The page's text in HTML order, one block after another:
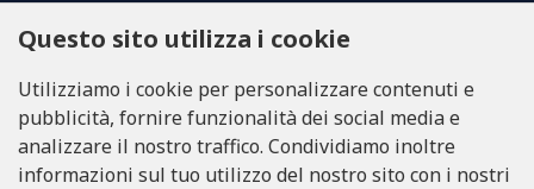
CHIAMACI
INFO@LUKONS.COM
Questo sito utilizza i cookie
Utilizziamo i cookie per personalizzare contenuti e
pubblicità, fornire funzionalità dei social media e
analizzare il nostro traffico. Condividiamo inoltre
informazioni sul tuo utilizzo del nostro sito con i nostri